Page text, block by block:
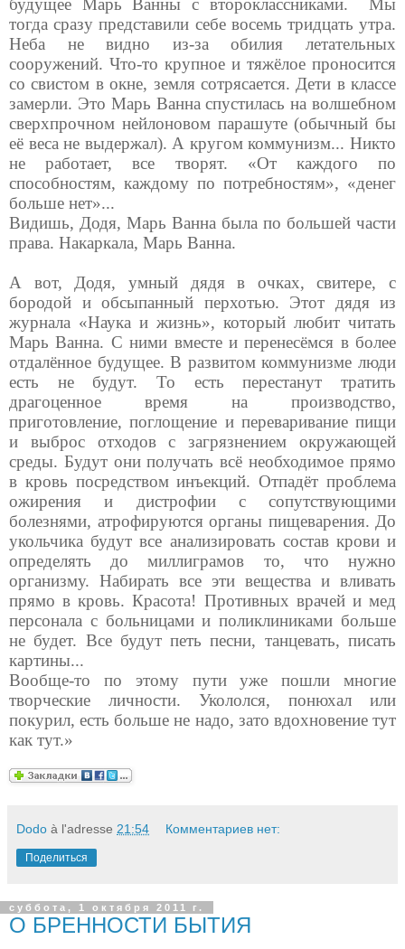
будущее Марь Ванны с второклассниками.
Мы
тогда сразу представили себе восемь тридцать утра.
Неба не видно из-за обилия летательных
сооружений. Что-то крупное и тяжёлое проносится
со свистом в окне, земля сотрясается. Дети в классе
замерли. Это Марь Ванна спустилась на волшебном
сверхпрочном нейлоновом парашуте (обычный бы
её веса не выдержал). А кругом коммунизм... Никто
не работает, все творят. «От каждого по
способностям, каждому по потребностям», «денег
больше нет»...
Видишь, Додя, Марь Ванна была по большей части
права. Накаркала, Марь Ванна.
А вот, Додя, умный дядя в очках, свитере, с
бородой и обсыпанный перхотью. Этот дядя из
журнала «Наука и жизнь», который любит читать
Марь Ванна. С ними вместе и перенесёмся в более
отдалённое будущее. В развитом коммунизме люди
есть не будут. То есть перестанут тратить
драгоценное время на производство,
приготовление, поглощение и переваривание пищи
и выброс отходов с загрязнением окружающей
среды. Будут они получать всё необходимое прямо
в кровь посредством инъекций. Отпадёт проблема
ожирения и дистрофии с сопутствующими
болезнями, атрофируются органы пищеварения. До
укольчика будут все анализировать состав крови и
определять до миллиграмов то, что нужно
организму. Набирать все эти вещества и вливать
прямо в кровь. Красота! Противных врачей и мед
персонала с больницами и поликлиниками больше
не будет. Все будут петь песни, танцевать, писать
картины...
Вообще-то по этому пути уже пошли многие
творческие личности. Укололся, понюхал или
покурил, есть больше не надо, зато вдохновение тут
как тут.»
Dodo à l'adresse 21:54 Комментариев нет:
Поделиться
суббота, 1 октября 2011 г.
О БРЕННОСТИ БЫТИЯ